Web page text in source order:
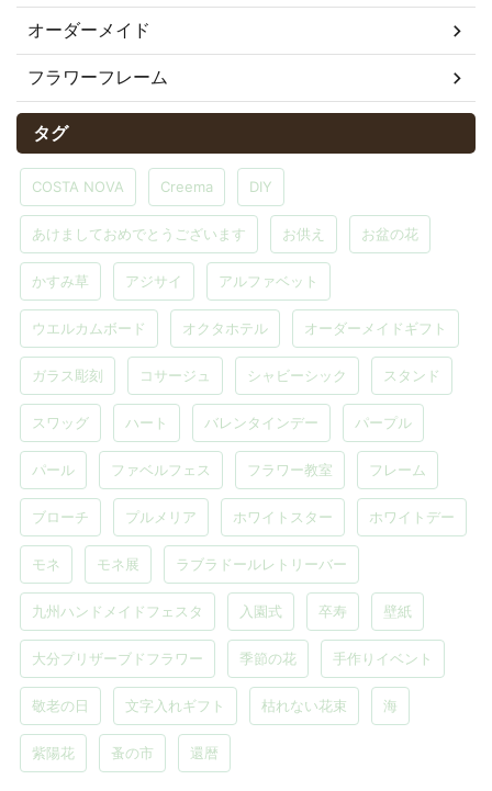
オーダーメイド
フラワーフレーム
タグ
COSTA NOVA Creema DIY
あけましておめでとうございます お供え お盆の花
かすみ草 アジサイ アルファベット
ウエルカムボード オクタホテル オーダーメイドギフト
ガラス彫刻 コサージュ シャビーシック スタンド
スワッグ ハート バレンタインデー パープル
パール ファベルフェス フラワー教室 フレーム
ブローチ プルメリア ホワイトスター ホワイトデー
モネ モネ展 ラブラドールレトリーバー
九州ハンドメイドフェスタ 入園式 卒寿 壁紙
大分プリザーブドフラワー 季節の花 手作りイベント
敬老の日 文字入れギフト 枯れない花束 海
紫陽花 蚤の市 還暦